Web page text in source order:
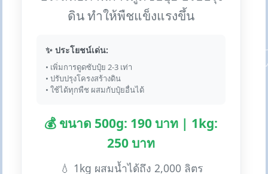
ดิน ทำให้พืชแข็งแรงขึ้น
✨ ประโยชน์เด่น:
• เพิ่มการดูดซับปุ๋ย 2-3 เท่า
• ปรับปรุงโครงสร้างดิน
• ใช้ได้ทุกพืช ผสมกับปุ๋ยอื่นได้
💰 ขนาด 500g: 190 บาท | 1kg:
250 บาท
💧 1kg ผสมน้ำได้ถึง 2,000 ลิตร